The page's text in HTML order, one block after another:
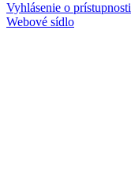
Vyhlásenie o prístupnosti
Webové sídlo